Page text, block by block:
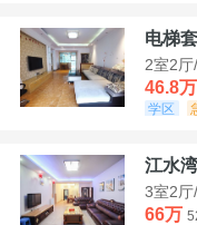
电梯
2室2厅
46.8万
学区
江水
3室2厅
66万